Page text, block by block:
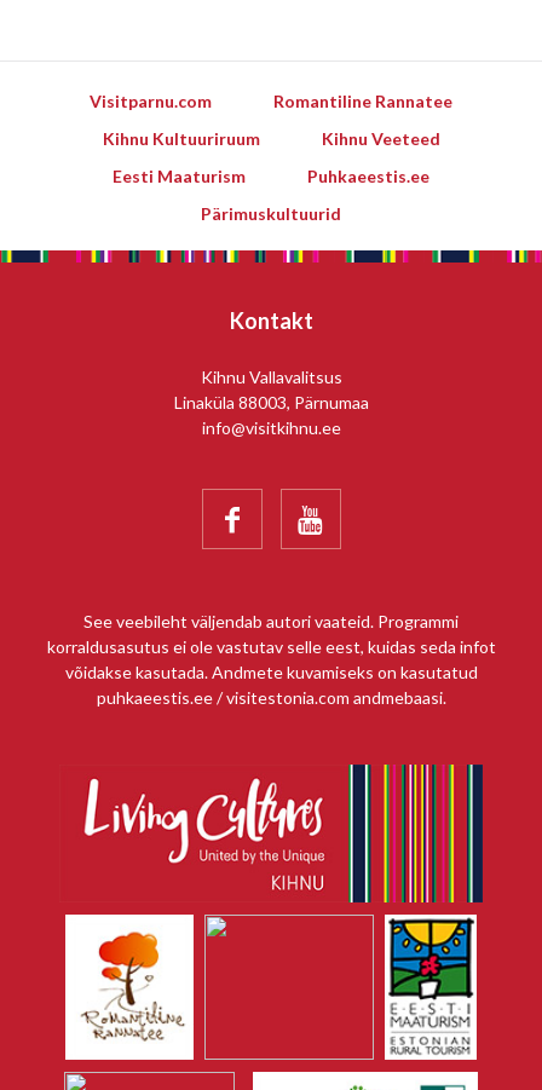
Visitparnu.com
Romantiline Rannatee
Kihnu Kultuuriruum
Kihnu Veeteed
Eesti Maaturism
Puhkaeestis.ee
Pärimuskultuurid
Kontakt
Kihnu Vallavalitsus
Linaküla 88003, Pärnumaa
info@visitkihnu.ee
 
See veebileht väljendab autori vaateid. Programmi
korraldusasutus ei ole vastutav selle eest, kuidas seda infot
võidakse kasutada. Andmete kuvamiseks on kasutatud
puhkaeestis.ee / visitestonia.com andmebaasi.